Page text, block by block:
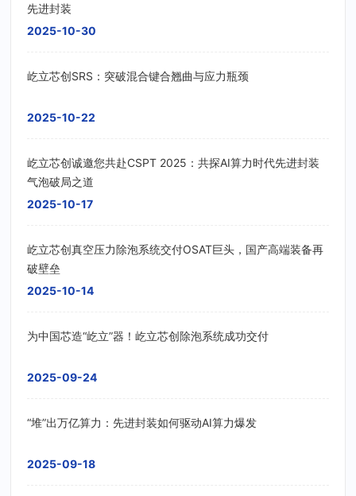
先进封装
2025-10-30
屹立芯创SRS：突破混合键合翘曲与应力瓶颈
2025-10-22
屹立芯创诚邀您共赴CSPT 2025：共探AI算力时代先进封装
气泡破局之道
2025-10-17
屹立芯创真空压力除泡系统交付OSAT巨头，国产高端装备再
破壁垒
2025-10-14
为中国芯造“屹立”器！屹立芯创除泡系统成功交付
2025-09-24
“堆”出万亿算力：先进封装如何驱动AI算力爆发
2025-09-18